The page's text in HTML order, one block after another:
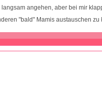
angehen, aber bei mir
"bald" Mamis austauschen zu